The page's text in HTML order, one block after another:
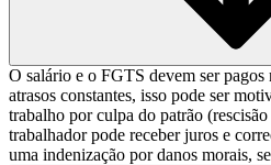
O salário e o FGTS devem ser pagos
atrasos constantes, isso pode ser
trabalho por culpa do patrão
trabalhador pode receber juros e
uma indenização por danos morais,